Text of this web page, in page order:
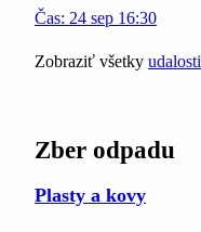
Čas: 24 sep 16:30
Zobraziť všetky udalosti
Zber odpadu
Plasty a kovy